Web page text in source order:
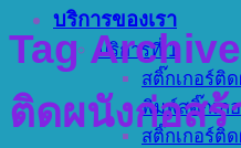
บริการของเรา
บริการที่ 1
สติ๊กเกอร์ติ
พิมพ์สติ๊กเก
สติ๊กเกอร์ติ
Tag
ติดผนังก่อสร้